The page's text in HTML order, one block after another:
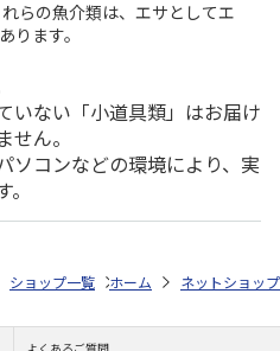
らの魚介類は、エサとしてエ
ります。
いない「小道具類」はお届け
ん。
ソコンなどの環境により、実
ん 抗菌 食洗機対応 ふわっとフタタ
ショップ一覧 スケーター 抗菌 食
ホーム ネットショップ